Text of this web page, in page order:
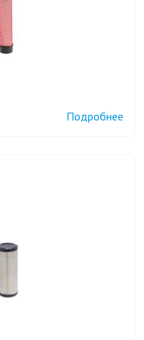
Подробнее